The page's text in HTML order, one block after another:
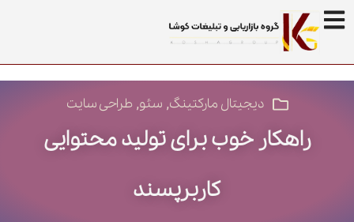
دیجیتال مارکتینگ, سئو, طراحی سایت
راهکار خوب برای تولید محتوایی
کاربرپسند